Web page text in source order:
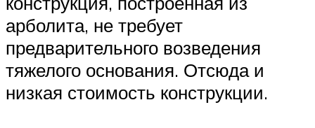
арболита, не требует
предварительного возведения
тяжелого основания. Отсюда и
низкая стоимость конструкции.